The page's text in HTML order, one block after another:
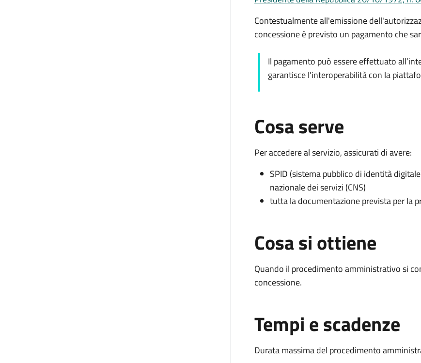
Contestualmente all'emissione
concessione è previsto un pagamento che
Il pagamento può essere effettuato
garantisce l'interoperabilità con la
Cosa serve
Per accedere al servizio, assicurati di avere:
SPID (sistema pubblico di identità
nazionale dei servizi (CNS)
tutta la documentazione prevista per la
Cosa si ottiene
Quando il procedimento amministrativo si
concessione.
Tempi e scadenze
Durata massima del procedimento